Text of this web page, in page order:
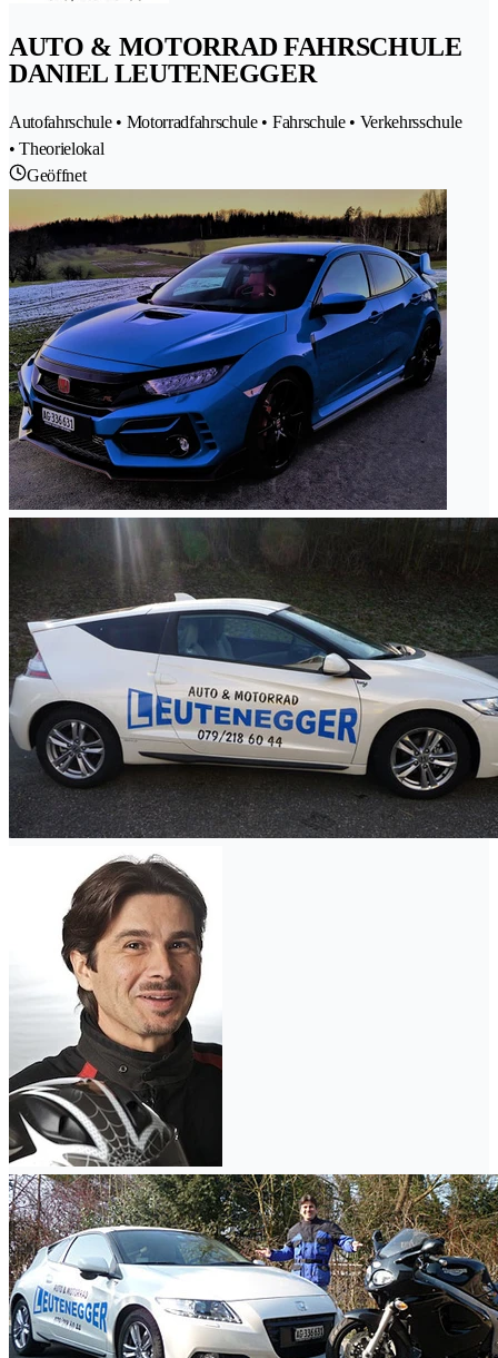
AUTO & MOTORRAD FAHRSCHULE
DANIEL LEUTENEGGER
Autofahrschule • Motorradfahrschule • Fahrschule • Verkehrsschule
• Theorielokal
Geöffnet